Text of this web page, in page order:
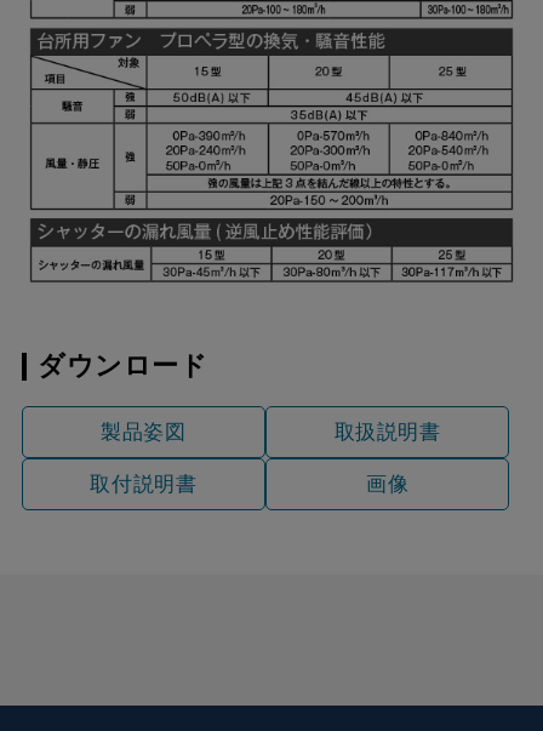
ダウンロード
製品姿図 取扱説明書
取付説明書 画像